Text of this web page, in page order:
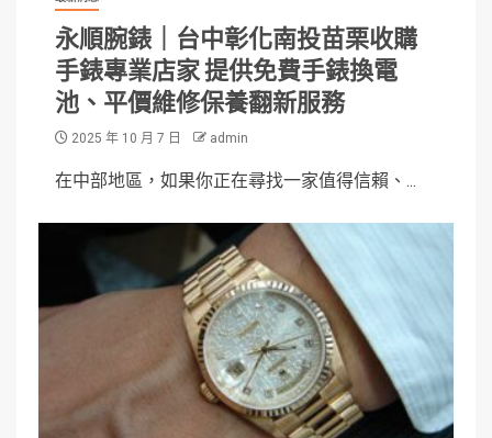
永順腕錶｜台中彰化南投苗栗收購
手錶專業店家 提供免費手錶換電
池、平價維修保養翻新服務
2025 年 10 月 7 日 admin
在中部地區，如果你正在尋找一家值得信賴、...